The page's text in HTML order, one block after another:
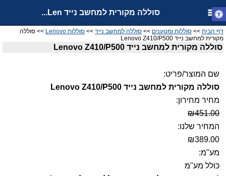
סוללה מקורית למחשב נייד Len...
דף הבית >> סוללות ומטענים >> סוללה למחשב נייד >> סוללות Lenovo
>> סוללה
מקורית למחשב נייד Lenovo Z410/P500
סוללה מקורית למחשב נייד Lenovo Z410/P500
שם המוצר/פריט:
סוללה מקורית למחשב נייד Lenovo Z410/P500
מחיר מחירון:
₪451.00
המחיר שלנו:
₪389.00
מע"מ:
כולל מע"מ